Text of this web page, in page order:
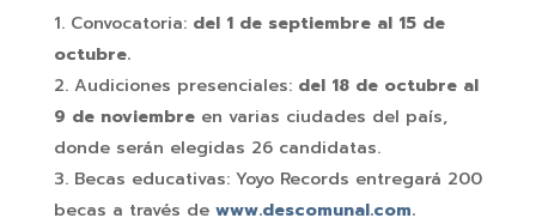
Convocatoria: del 1 de septiembre al 15 de
octubre.
Audiciones presenciales:del 18 de octubre al
9 de noviembre en varias ciudades del país,
donde serán elegidas 26 candidatas.
Becas educativas: Yoyo Records entregará 200
becas a través dewww.descomunal.com.